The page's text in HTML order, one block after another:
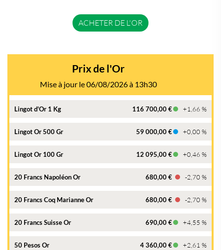
ACHETER DE L'OR
Prix de l'Or
Mise à jour le 06/08/2026 à 13h30
Lingot d'Or 1 Kg 116 700,00 € +1,66 %
Lingot Or 500 Gr 59 000,00 € +0,00 %
Lingot Or 100 Gr 12 095,00 € +0,46 %
20 Francs Napoléon Or 680,00 € -2,70 %
20 Francs Coq Marianne Or 680,00 € -2,70 %
20 Francs Suisse Or 690,00 € +4,55 %
50 Pesos Or 4 360,00 € +2,61 %